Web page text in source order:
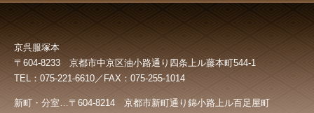
京呉服塚本
〒604-8233 京都市中京区油小路通り四条上ル藤本町544-1
TEL：075-221-6610／FAX：075-255-1014
新町・分室…〒604-8214 京都市新町通り錦小路上ル百足屋町